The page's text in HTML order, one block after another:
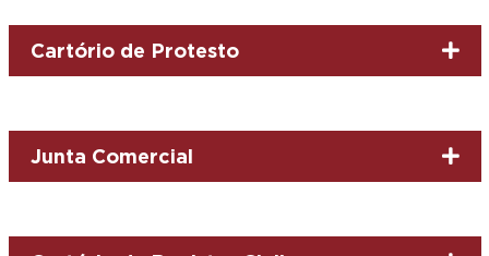
Cartório de Protesto
Junta Comercial